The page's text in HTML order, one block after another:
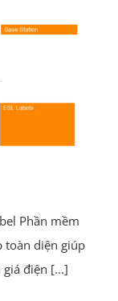
Phần mềm
toàn diện giúp
điện [...]